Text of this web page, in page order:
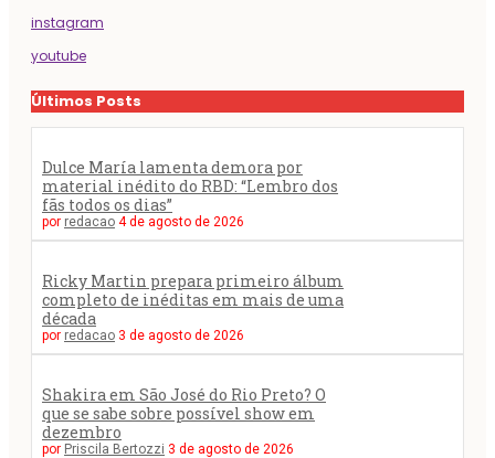
instagram
youtube
Últimos Posts
Dulce María lamenta demora por
material inédito do RBD: “Lembro dos
fãs todos os dias”
por redacao 4 de agosto de 2026
Ricky Martin prepara primeiro álbum
completo de inéditas em mais de uma
década
por redacao 3 de agosto de 2026
Shakira em São José do Rio Preto? O
que se sabe sobre possível show em
dezembro
por Priscila Bertozzi 3 de agosto de 2026